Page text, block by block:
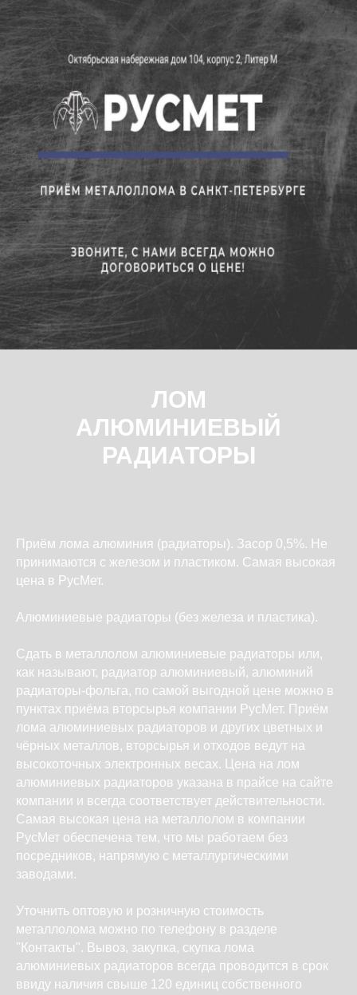
ЛОМ
АЛЮМИНИЕВЫЙ
РАДИАТОРЫ
Приём лома алюминия (радиаторы). Засор 0,5%. Не
принимаются с железом и пластиком. Самая высокая
цена в РусМет.
Алюминиевые радиаторы (без железа и пластика).
Сдать в металлолом алюминиевые радиаторы или,
как называют, радиатор алюминиевый, алюминий
радиаторы-фольга, по самой выгодной цене можно в
пунктах приёма вторсырья компании РусМет. Приём
лома алюминиевых радиаторов и других цветных и
чёрных металлов, вторсырья и отходов ведут на
высокоточных электронных весах. Цена на лом
алюминиевых радиаторов указана в прайсе на сайте
компании и всегда соответствует действительности.
Самая высокая цена на металлолом в компании
РусМет обеспечена тем, что мы работаем без
посредников, напрямую с металлургическими
заводами.
Уточнить оптовую и розничную стоимость
металлолома можно по телефону в разделе
"Контакты". Вывоз, закупка, скупка лома
алюминиевых радиаторов всегда проводится в срок
ввиду наличия свыше 120 единиц собственного